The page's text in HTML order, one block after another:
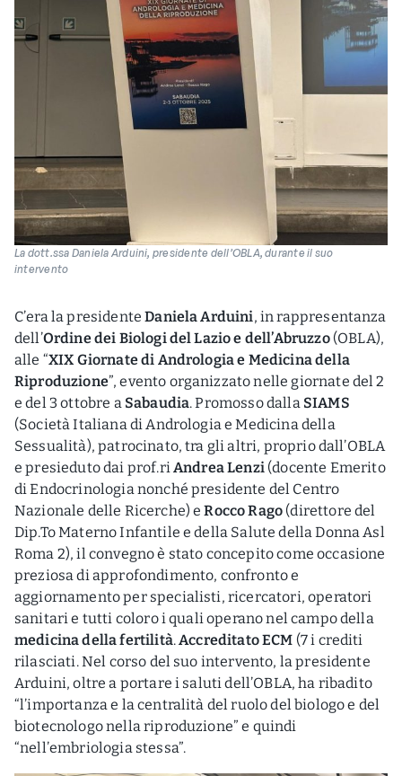
La dott.ssa Daniela Arduini, presidente dell’OBLA, durante il suo
intervento
C’era la presidenteDaniela Arduini, in rappresentanza
dell’Ordine dei Biologi del Lazio e dell’Abruzzo(OBLA),
alle “XIX Giornate di Andrologia e Medicina della
Riproduzione”, evento organizzato nelle giornate del 2
e del 3 ottobre a Sabaudia. Promosso dalla SIAMS
(Società Italiana di Andrologia e Medicina della
Sessualità), patrocinato, tra gli altri, proprio dall’OBLA
e presieduto dai prof.riAndrea Lenzi (docente Emerito
di Endocrinologia nonché presidente del Centro
Nazionale delle Ricerche) eRocco Rago (direttore del
Dip.To Materno Infantile e della Salute della Donna Asl
Roma 2), il convegno è stato concepito come occasione
preziosa di approfondimento, confronto e
aggiornamento per specialisti, ricercatori, operatori
sanitari e tutti coloro i quali operano nel campo della
medicina della fertilità.Accreditato ECM (7 i crediti
rilasciati. Nel corso del suo intervento, la presidente
Arduini, oltre a portare i saluti dell’OBLA, ha ribadito
“l’importanza e la centralità del ruolo del biologo e del
biotecnologo nella riproduzione” e quindi
“nell’embriologia stessa”.